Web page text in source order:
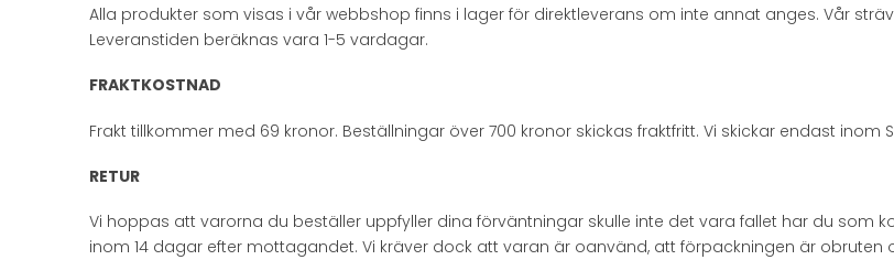
Alla produkter som visas i vår webbshop finns i lager för direktleverans om inte annat anges. Vår
Leveranstiden beräknas vara 1-5 vardagar.
FRAKTKOSTNAD
Frakt tillkommer med 69 kronor. Beställningar över 700 kronor skickas fraktfritt. Vi skickar endast inom
RETUR
Vi hoppas att varorna du beställer uppfyller dina förväntningar skulle inte det vara fallet har du som
inom 14 dagar efter mottagandet. Vi kräver dock att varan är oanvänd, att förpackningen är